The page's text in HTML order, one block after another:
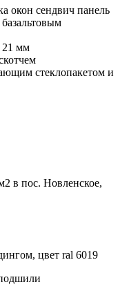
окон сендвич панель
21 мм
стеклопакетом и
в пос. Новленское,
цвет ral 6019